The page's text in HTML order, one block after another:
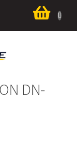
košík
DN-